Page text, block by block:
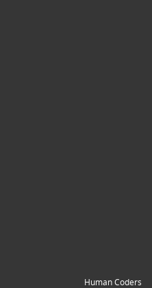
Human Coders